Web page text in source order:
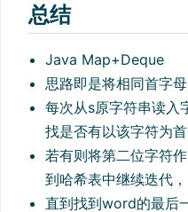
总结
Java Map+Deque
思路即是将相同首字
每次从s原字符串读入
找是否有以该字符为首
若有则将第二位字符
到哈希表中继续迭代，
直到找到word的最后